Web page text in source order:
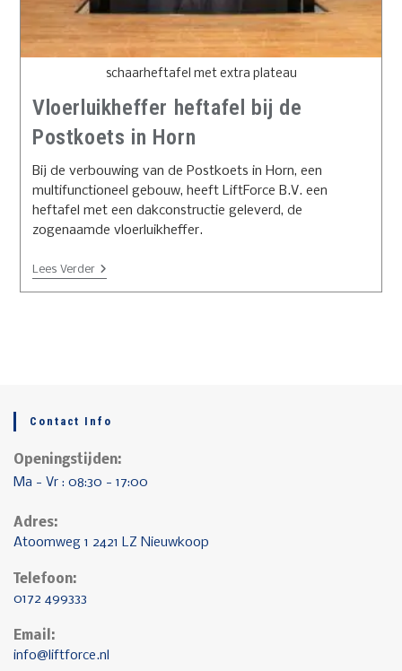
schaarheftafel met extra plateau
Vloerluikheffer heftafel bij de
Postkoets in Horn
Bij de verbouwing van de Postkoets in Horn, een
multifunctioneel gebouw, heeft LiftForce B.V. een
heftafel met een dakconstructie geleverd, de
zogenaamde vloerluikheffer.
Lees Verder
Contact Info
Openingstijden:
Ma - Vr : 08:30 - 17:00
Adres:
Atoomweg 1 2421 LZ Nieuwkoop
Telefoon:
0172 499333
Email:
info@liftforce.nl